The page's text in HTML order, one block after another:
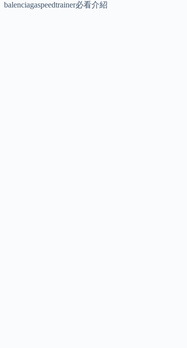
balenciagaspeedtrainer必看介紹